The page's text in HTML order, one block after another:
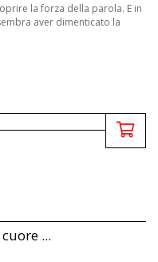
la forza della parola. E in
aver dimenticato la
...